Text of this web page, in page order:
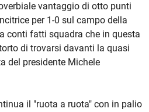
vantaggio di otto punti
per 1-0 sul campo della
conti fatti squadra che in questa
di trovarsi davanti la quasi
del presidente Michele
il "ruota a ruota" con in palio